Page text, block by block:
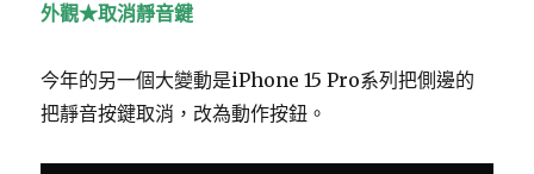
外觀★取消靜音鍵
今年的另一個大變動是iPhone 15 Pro系列把側邊的
把靜音按鍵取消，改為動作按鈕。